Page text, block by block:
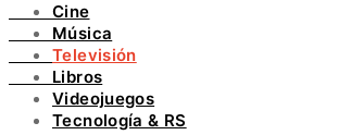
INSTAGRAM
PINTEREST
YOUTUBE
LINKEDIN
Cine
Música
Televisión
Libros
Videojuegos
Tecnología & RS